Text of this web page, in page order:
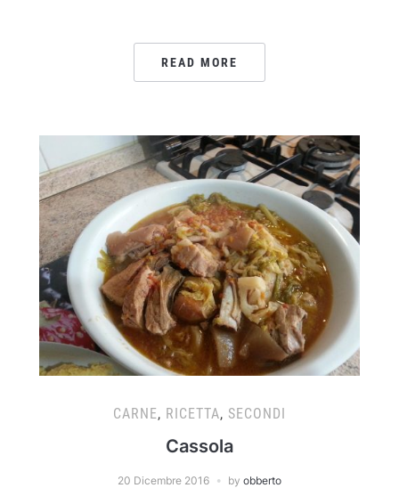
READ MORE
CARNE, RICETTA, SECONDI
Cassola
20 Dicembre 2016 by obberto